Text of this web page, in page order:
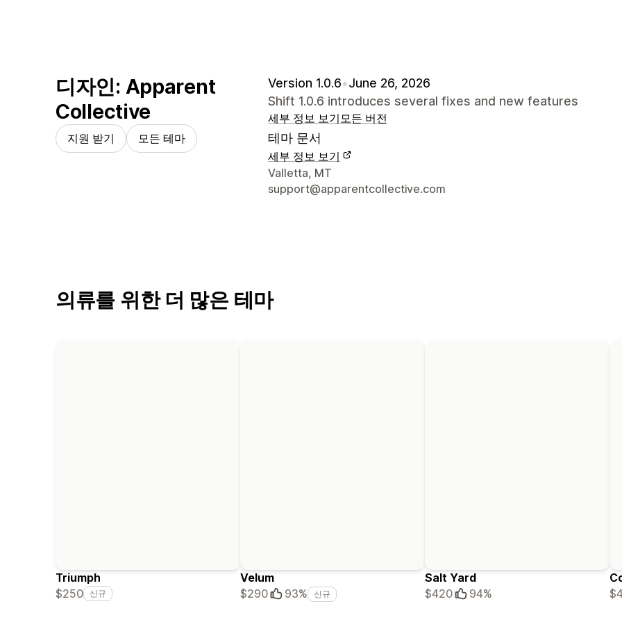
디자인: Apparent
Collective
지원 받기 모든 테마
Version 1.0.6•June 26, 2026
Shift 1.0.6 introduces several fixes and new features
세부 정보 보기 모든 버전
테마 문서
세부 정보 보기
디자이너 연락처 세부 정보
Valletta, MT
support@apparentcollective.com
의류를 위한 더 많은 테마
Triumph
$250
신규
Velum
$290
93% 신규
Salt Yard
$420
94%